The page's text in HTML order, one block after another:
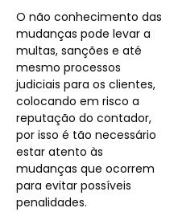
O não conhecimento das
mudanças pode levar a
multas, sanções e até
mesmo processos
judiciais para os clientes,
colocando em risco a
reputação do contador,
por isso é tão necessário
estar atento às
mudanças que ocorrem
para evitar possíveis
penalidades.